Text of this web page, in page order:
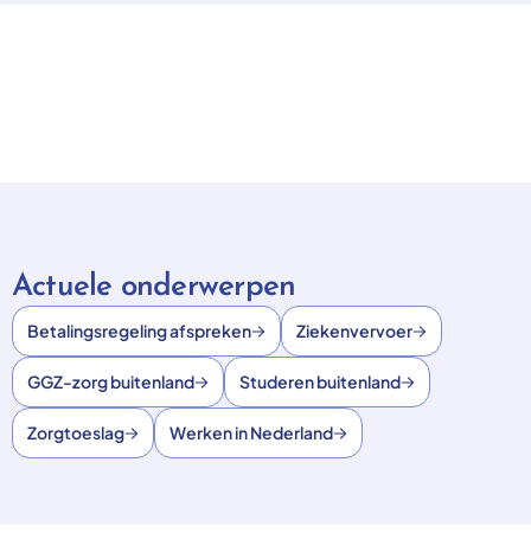
Actuele onderwerpen
Betalingsregeling afspreken Ziekenvervoer
GGZ-zorg buitenland Studeren buitenland
Zorgtoeslag Werken in Nederland